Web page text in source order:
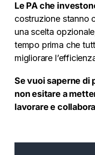
Le PA che
costruzione stanno
una scelta
tempo prima che
migliorare
Se vuoi saperne di
non esitare a
lavorare e